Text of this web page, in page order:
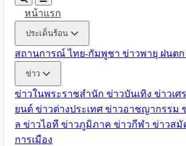
หน้าแรก
ประเด็นร้อน
สถานการณ์ ไทย-กัมพูชา ข่าวพายุ ฝนตก
ข่าว
ข่าวในพระราชสำนัก ข่าวบันเทิง ข่าวเศ
ยนต์ ข่าวต่างประเทศ ข่าวอาชญากรรม
ล ข่าวไอที ข่าวภูมิภาค ข่าวกีฬา ข่าวสมั
การเมือง